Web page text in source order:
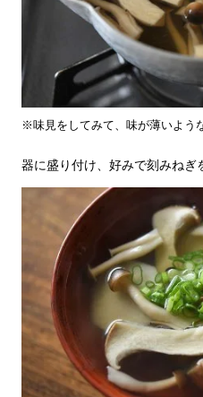
※味見をしてみて、味が薄いよう
器に盛り付け、好みで刻みねぎ